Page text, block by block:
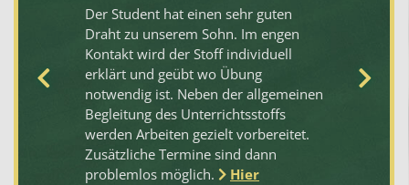
Der Student hat einen sehr guten
Draht zu unserem Sohn. Im engen
Kontakt wird der Stoff individuell
erklärt und geübt wo Übung
notwendig ist. Neben der allgemeinen
Begleitung des Unterrichtsstoffs
werden Arbeiten gezielt vorbereitet.
Zusätzliche Termine sind dann
problemlos möglich.
Hier